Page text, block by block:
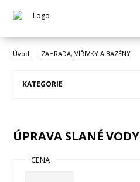
Úvod ZAHRADA, VÍŘIVKY A BAZÉNY
KATEGORIE
ÚPRAVA SLANÉ VODY
CENA